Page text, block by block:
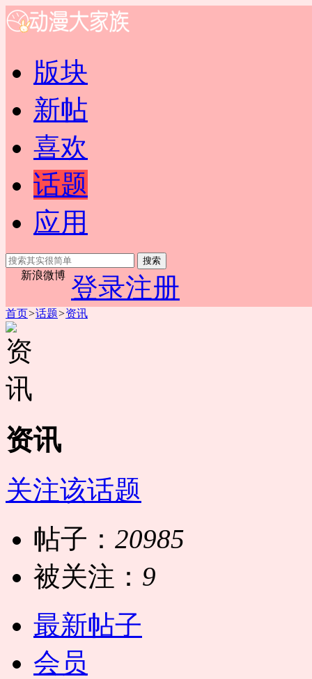
版块
新帖
喜欢
话题
应用
搜索
新浪微博 登录注册
首页>话题>资讯
资讯
关注该话题
帖子： 20985
被关注： 9
最新帖子
会员